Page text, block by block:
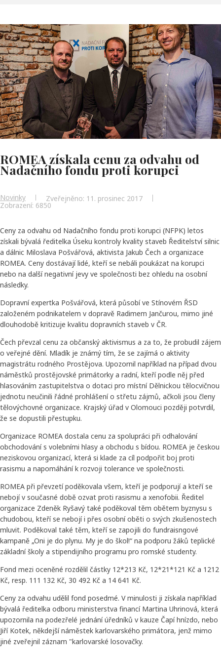
ROMEA získala cenu za odvahu od
Nadačního fondu proti korupci
Novinky Zveřejněno: 11. prosinec 2017
Zobrazení: 6850
Ceny za odvahu od Nadačního fondu proti korupci (NFPK) letos
získali bývalá ředitelka Úseku kontroly kvality staveb Ředitelství silnic
a dálnic Miloslava Pošvářová, aktivista Jakub Čech a organizace
ROMEA. Ceny dostávají lidé, kteří se nebáli poukázat na korupci
nebo na další negativní jevy ve společnosti bez ohledu na osobní
následky.
Dopravní expertka Pošvářová, která působí ve Stínovém ŘSD
založeném podnikatelem v dopravě Radimem Jančurou, mimo jiné
dlouhodobě kritizuje kvalitu dopravních staveb v ČR.
Čech převzal cenu za občanský aktivismus a za to, že probudil zájem
o veřejné dění. Mladík je známý tím, že se zajímá o aktivity
magistrátu rodného Prostějova. Upozornil například na případ dvou
náměstků prostějovské primátorky a radní, kteří podle něj před
hlasováním zastupitelstva o dotaci pro místní Dělnickou tělocvičnou
jednotu neučinili řádné prohlášení o střetu zájmů, ačkoli jsou členy
tělovýchovné organizace. Krajský úřad v Olomouci později potvrdil,
že se dopustili přestupku.
Organizace ROMEA dostala cenu za spolupráci při odhalování
obchodování s volebními hlasy a obchodu s bídou. ROMEA je českou
neziskovou organizací, která si klade za cíl podpořit boj proti
rasismu a napomáhání k rozvoji tolerance ve společnosti.
ROMEA při převzetí poděkovala všem, kteří je podporují a kteří se
nebojí v současné době ozvat proti rasismu a xenofobii. Ředitel
organizace Zdeněk Ryšavý také poděkoval těm obětem byznysu s
chudobou, kteří se nebojí i přes osobní oběti o svých zkušenostech
mluvit. Poděkoval také těm, kteří se zapojili do fundraisngové
kampaně „Oni je do plynu. My je do škol!“ na podporu žáků teplické
základní školy a stipendijního programu pro romské studenty.
Fond mezi oceněné rozdělil částky 12*213 Kč, 12*21*121 Kč a 1212
Kč, resp. 111 132 Kč, 30 492 Kč a 14 641 Kč.
Ceny za odvahu udělil fond posedmé. V minulosti ji získala například
bývalá ředitelka odboru ministerstva financí Martina Uhrinová, která
upozornila na podezřelé jednání úředníků v kauze Čapí hnízdo, nebo
Jiří Kotek, někdejší náměstek karlovarského primátora, jenž mimo
jiné zveřejnil záznam "karlovarské losovačky.